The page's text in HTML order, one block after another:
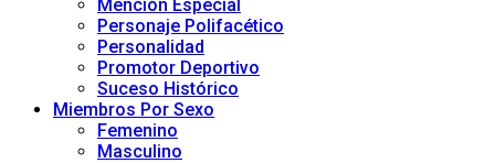
Mención Especial
Personaje Polifacético
Personalidad
Promotor Deportivo
Suceso Histórico
Miembros Por Sexo
Femenino
Masculino